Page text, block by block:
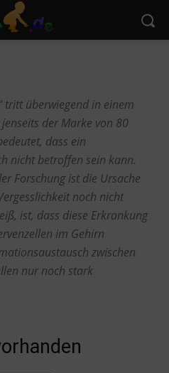
tritt überwiegend in einem
der Marke von 80
dass ein
nicht betroffen sein kann.
Forschung ist die Ursache
noch nicht
ist, dass diese Erkrankung
im Gehirn
zwischen
nur noch stark